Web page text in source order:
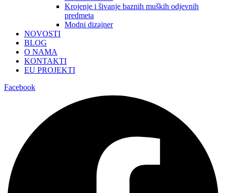
Krojenje i šivanje baznih muških odjevnih
predmeta
Modni dizajner
NOVOSTI
BLOG
O NAMA
KONTAKTI
EU PROJEKTI
Facebook